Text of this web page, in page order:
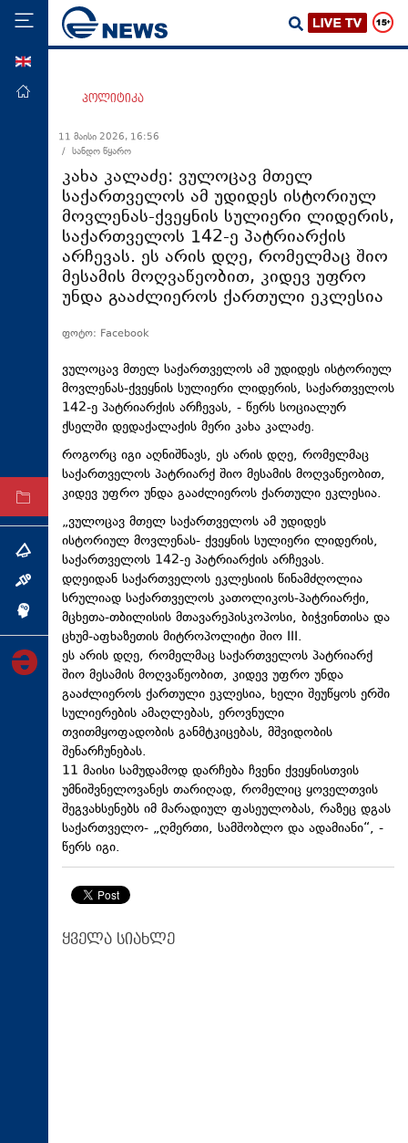
მთავარი
ეკონომიკა
მსოფლიო
ჯანდაცვა
საზოგადოება
სამართალი
თავდაცვა
რეგიონი
სპორტი
ტექნოლოგიები
ტაბლოიდი
არქივი
თემა
ინტერვიუ
ინქვიზიცია
პოლიტიკა
11 მაისი 2026, 16:56
/ სანდო წყარო
კახა კალაძე: ვულოცავ მთელ
საქართველოს ამ უდიდეს ისტორიულ
მოვლენას-ქვეყნის სულიერი ლიდერის,
საქართველოს 142-ე პატრიარქის
არჩევას. ეს არის დღე, რომელმაც შიო
მესამის მოღვაწეობით, კიდევ უფრო
უნდა გააძლიეროს ქართული ეკლესია
ფოტო: Facebook
ვულოცავ მთელ საქართველოს ამ უდიდეს ისტორიულ
მოვლენას-ქვეყნის სულიერი ლიდერის, საქართველოს
142-ე პატრიარქის არჩევას, - წერს სოციალურ
ქსელში დედაქალაქის მერი კახა კალაძე.
როგორც იგი აღნიშნავს, ეს არის დღე, რომელმაც
საქართველოს პატრიარქ შიო მესამის მოღვაწეობით,
კიდევ უფრო უნდა გააძლიეროს ქართული ეკლესია.
„ვულოცავ მთელ საქართველოს ამ უდიდეს
ისტორიულ მოვლენას- ქვეყნის სულიერი ლიდერის,
საქართველოს 142-ე პატრიარქის არჩევას.
დღეიდან საქართველოს ეკლესიის წინამძღოლია
სრულიად საქართველოს კათოლიკოს-პატრიარქი,
მცხეთა-თბილისის მთავარეპისკოპოსი, ბიჭვინთისა და
ცხუმ-აფხაზეთის მიტროპოლიტი შიო III.
ეს არის დღე, რომელმაც საქართველოს პატრიარქ
შიო მესამის მოღვაწეობით, კიდევ უფრო უნდა
გააძლიეროს ქართული ეკლესია, ხელი შეუწყოს ერში
სულიერების ამაღლებას, ეროვნული
თვითმყოფადობის განმტკიცებას, მშვიდობის
შენარჩუნებას.
11 მაისი სამუდამოდ დარჩება ჩვენი ქვეყნისთვის
უმნიშვნელოვანეს თარიღად, რომელიც ყოველთვის
შეგვახსენებს იმ მარადიულ ფასეულობას, რაზეც დგას
საქართველო- „ღმერთი, სამშობლო და ადამიანი“, -
წერს იგი.
ყველა სიახლე